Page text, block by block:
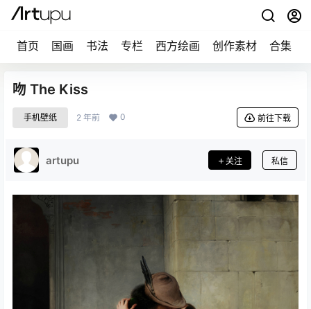
首页 国画 书法 专栏 西方绘画 创作素材 合集
吻 The Kiss
手机壁纸 2 年前 0 前往下载
artupu 关注 私信